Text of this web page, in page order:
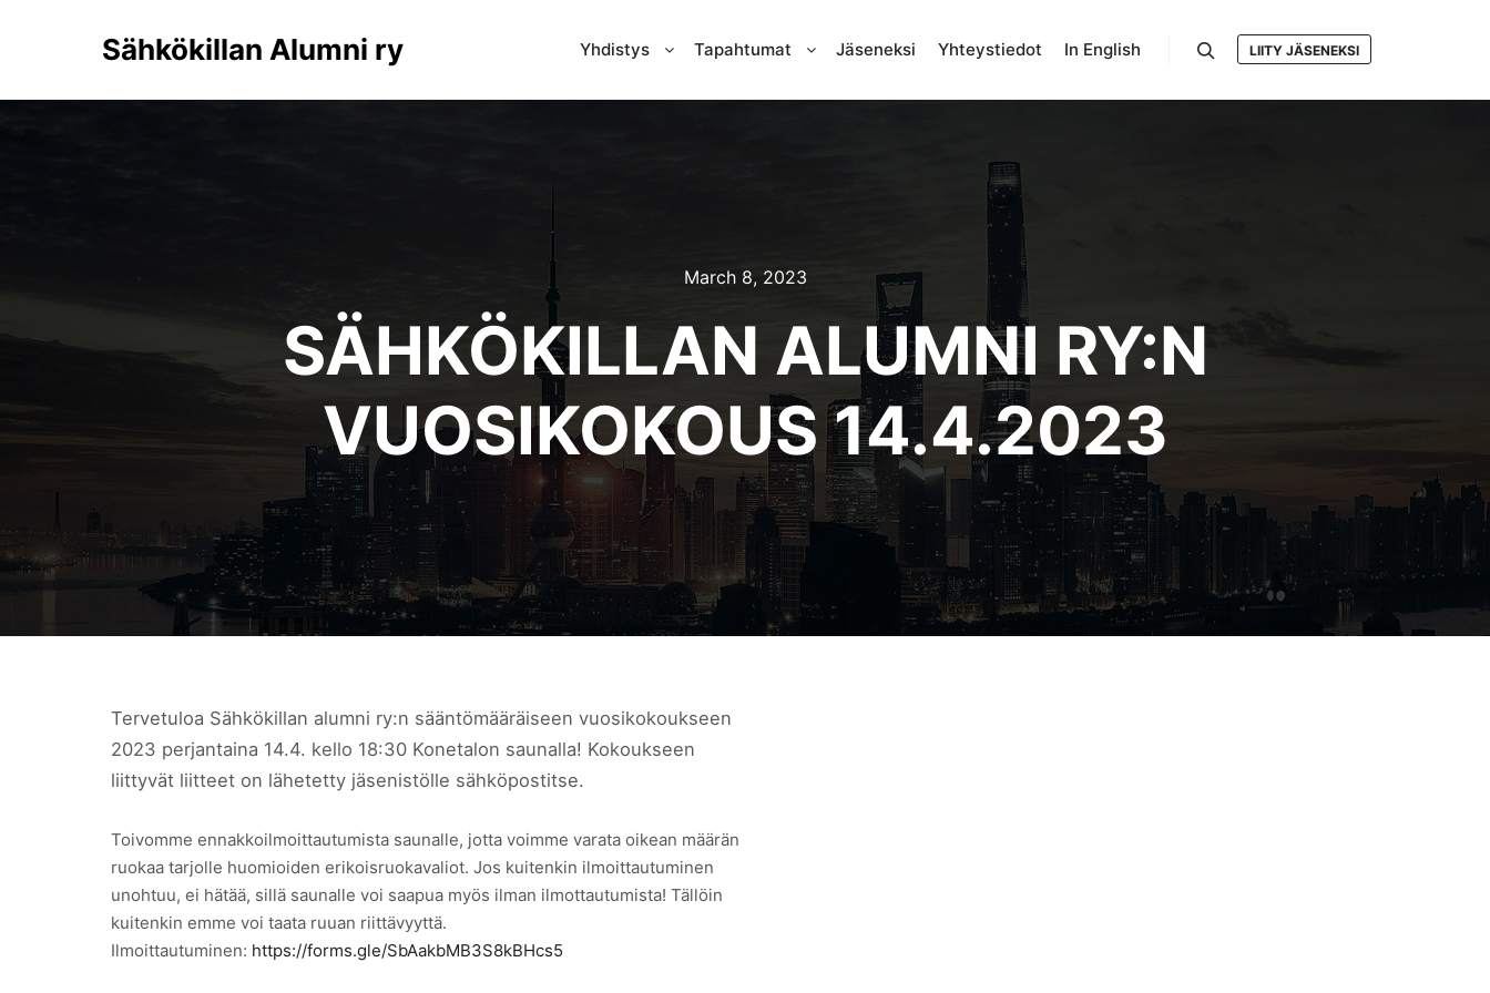
Sähkökillan Alumni ry Yhdistys Tapahtumat Jäseneksi Yhteystiedot In English LIITY JÄSENEKSI
March 8, 2023
SÄHKÖKILLAN ALUMNI RY:N
VUOSIKOKOUS 14.4.2023
Tervetuloa Sähkökillan alumni ry:n sääntömääräiseen vuosikokoukseen
2023 perjantaina 14.4. kello 18:30 Konetalon saunalla! Kokoukseen
liittyvät liitteet on lähetetty jäsenistölle sähköpostitse.
Toivomme ennakkoilmoittautumista saunalle, jotta voimme varata oikean määrän
ruokaa tarjolle huomioiden erikoisruokavaliot. Jos kuitenkin ilmoittautuminen
unohtuu, ei hätää, sillä saunalle voi saapua myös ilman ilmottautumista! Tällöin
kuitenkin emme voi taata ruuan riittävyyttä.
Ilmoittautuminen: https://forms.gle/SbAakbMB3S8kBHcs5